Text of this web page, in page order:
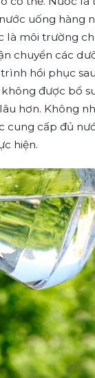
uống hàng
là môi trường
chuyển các
hồi phục
được bổ
hơn. Không
cung cấp đủ
hiện.